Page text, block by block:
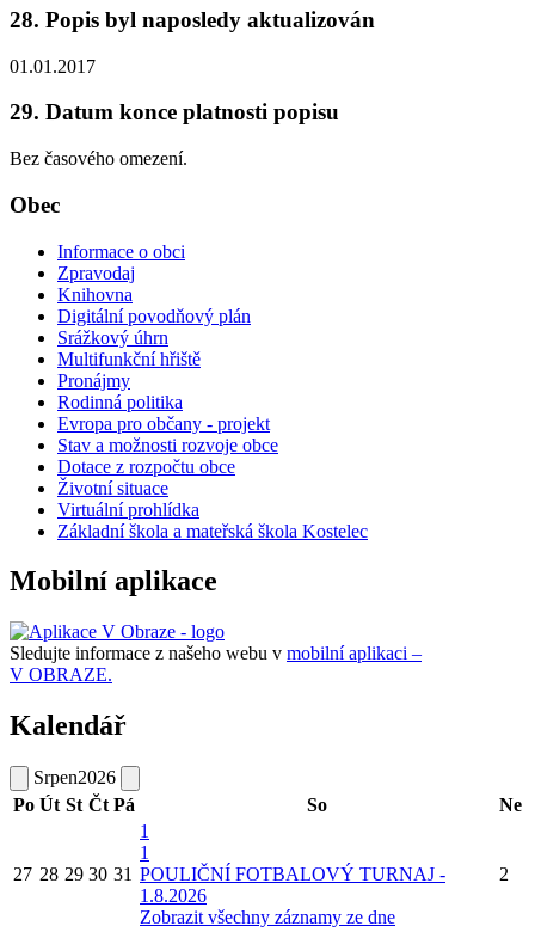
28. Popis byl naposledy aktualizován
01.01.2017
29. Datum konce platnosti popisu
Bez časového omezení.
Obec
Informace o obci
Zpravodaj
Knihovna
Digitální povodňový plán
Srážkový úhrn
Multifunkční hřiště
Pronájmy
Rodinná politika
Evropa pro občany - projekt
Stav a možnosti rozvoje obce
Dotace z rozpočtu obce
Životní situace
Virtuální prohlídka
Základní škola a mateřská škola Kostelec
Mobilní aplikace
Sledujte informace z našeho webu v mobilní aplikaci –
V OBRAZE.
Kalendář
Srpen2026
Po Út St Čt Pá So Ne
27 28 29 30 31
1
1
POULIČNÍ FOTBALOVÝ TURNAJ -
1.8.2026
Zobrazit všechny záznamy ze dne
2